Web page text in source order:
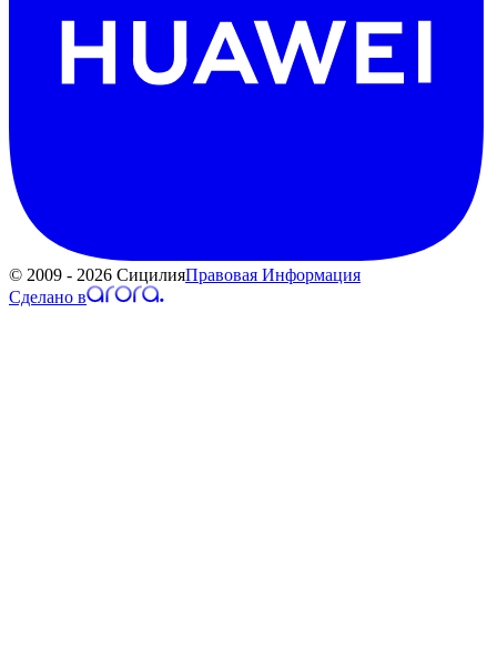
© 2009 - 2026 СицилияПравовая Информация
Сделано в